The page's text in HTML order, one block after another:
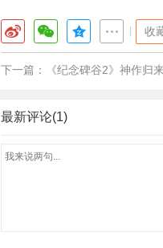
收
下一篇： 《纪念碑谷2》神作归
最新评论(1)